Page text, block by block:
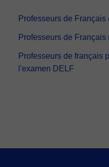
Professeurs de Français
Professeurs de Français
Professeurs de français
l'examen DELF